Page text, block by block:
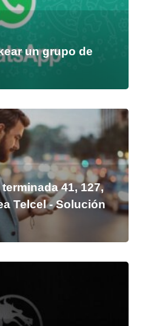
un grupo de
41, 127,
Telcel - Solución